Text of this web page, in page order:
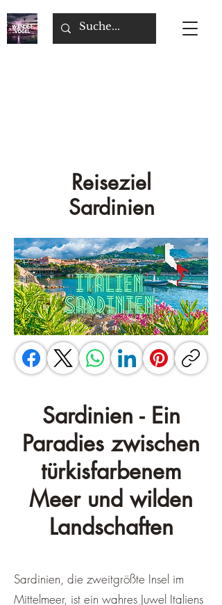
Reiseziel
Sardinien
Sardinien - Ein
Paradies zwischen
türkisfarbenem
Meer und wilden
Landschaften
Sardinien, die zweitgrößte Insel im
Mittelmeer, ist ein wahres Juwel Italiens